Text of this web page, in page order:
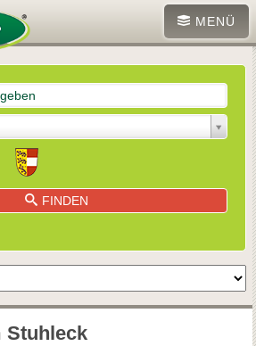
MENÜ
FINDEN
Stuhleck